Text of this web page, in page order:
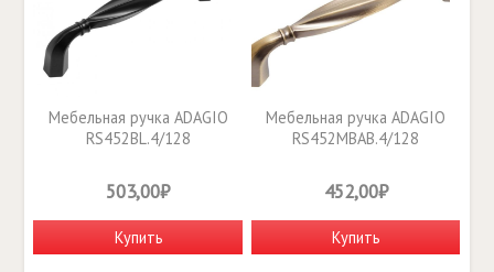
Мебельная ручка ADAGIO
RS452BL.4/128
503,00₽
Купить
Мебельная ручка ADAGIO
RS452MBAB.4/128
452,00₽
Купить